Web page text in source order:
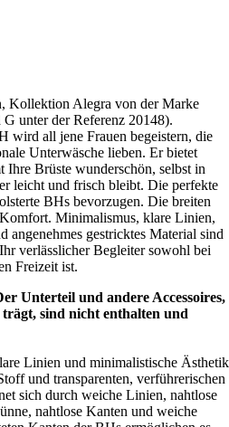
Kollektion Alegra von der Marke
unter der Referenz 20148).
wird all jene Frauen begeistern, die
Unterwäsche lieben. Er bietet
Ihre Brüste wunderschön, selbst in
leicht und frisch bleibt. Die perfekte
BHs bevorzugen. Die breiten
Minimalismus, klare Linien,
angenehmes gestricktes Material sind
verlässlicher Begleiter sowohl bei
Freizeit ist.
Unterteil und andere Accessoires,
sind nicht enthalten und
Linien und minimalistische Ästhetik
und transparenten, verführerischen
sich durch weiche Linien, nahtlose
nahtlose Kanten und weiche